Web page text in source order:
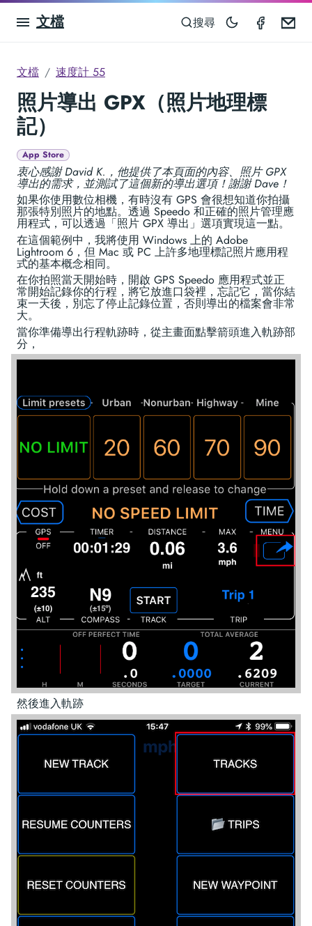
文檔 搜尋
文檔 速度計 55
照片導出 GPX（照片地理標
記）
App Store
衷心感謝 David K.，他提供了本頁面的內容、照片 GPX
導出的需求，並測試了這個新的導出選項！謝謝 Dave！
如果你使用數位相機，有時沒有 GPS 會很想知道你拍攝
那張特別照片的地點。透過 Speedo 和正確的照片管理應
用程式，可以透過「照片 GPX 導出」選項實現這一點。
在這個範例中，我將使用 Windows 上的 Adobe
Lightroom 6，但 Mac 或 PC 上許多地理標記照片應用程
式的基本概念相同。
在你拍照當天開始時，開啟 GPS Speedo 應用程式並正
常開始記錄你的行程，將它放進口袋裡，忘記它，當你結
束一天後，別忘了停止記錄位置，否則導出的檔案會非常
大。
當你準備導出行程軌跡時，從主畫面點擊箭頭進入軌跡部
分，
然後進入軌跡